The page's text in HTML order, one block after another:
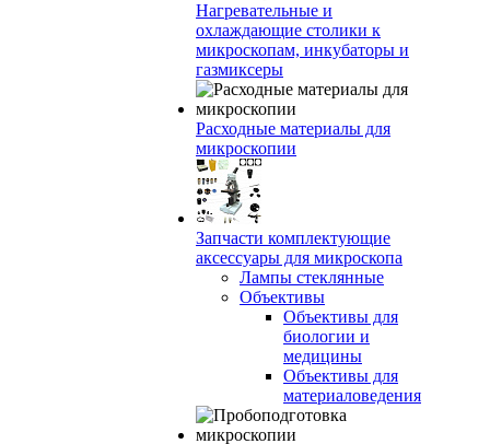
Нагревательные и
охлаждающие столики к
микроскопам, инкубаторы и
газмиксеры
Расходные материалы для
микроскопии
Запчасти комплектующие
аксессуары для микроскопа
Лампы стеклянные
Объективы
Объективы для
биологии и
медицины
Объективы для
материаловедения